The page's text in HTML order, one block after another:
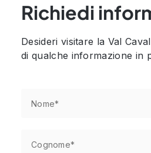
Richiedi
Desideri visitare la Val
di qualche informazione in